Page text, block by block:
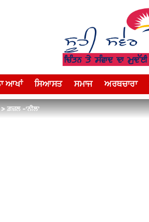
ਆਖਾਂ ਸਿਆਸਤ ਸਮਾਜ ਅਰਥਚਾਰਾ
ਗ਼ਜ਼ਲ -‘ਨੀਲ’